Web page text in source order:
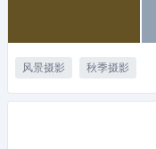
风景摄影 秋季摄影